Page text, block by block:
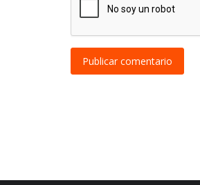
Publicar comentario